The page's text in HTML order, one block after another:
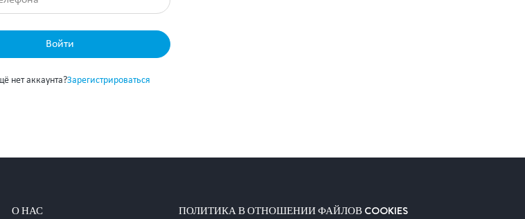
Войти
нет аккаунта?Зарегистрироваться
О НАС
ПОЛИТИКА В ОТНОШЕНИИ ФАЙЛОВ COOKIES